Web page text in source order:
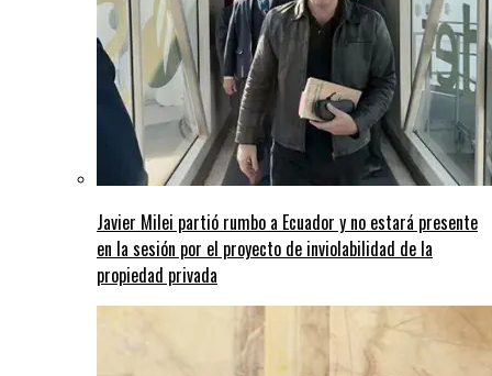
Javier Milei partió rumbo a Ecuador y no estará presente
en la sesión por el proyecto de inviolabilidad de la
propiedad privada